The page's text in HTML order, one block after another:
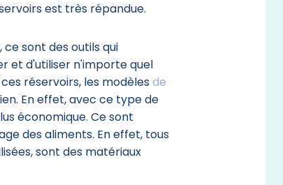
est très répandue.
ce sont des outils qui
et d'utiliser n'importe quel
réservoirs, les modèlesde
En effet, avec ce type de
économique. Ce sont
des aliments. En effet, tous
sont des matériaux